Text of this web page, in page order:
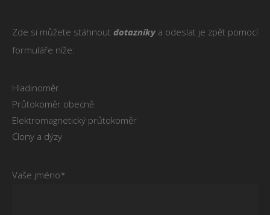
Zde si můžete stáhnout dotazníky a odeslat je zpět pomocí
formuláře níže:
Hladinoměr
Průtokoměr obecně
Elektromagnetický průtokoměr
Clony a dýzy
Vaše jméno*